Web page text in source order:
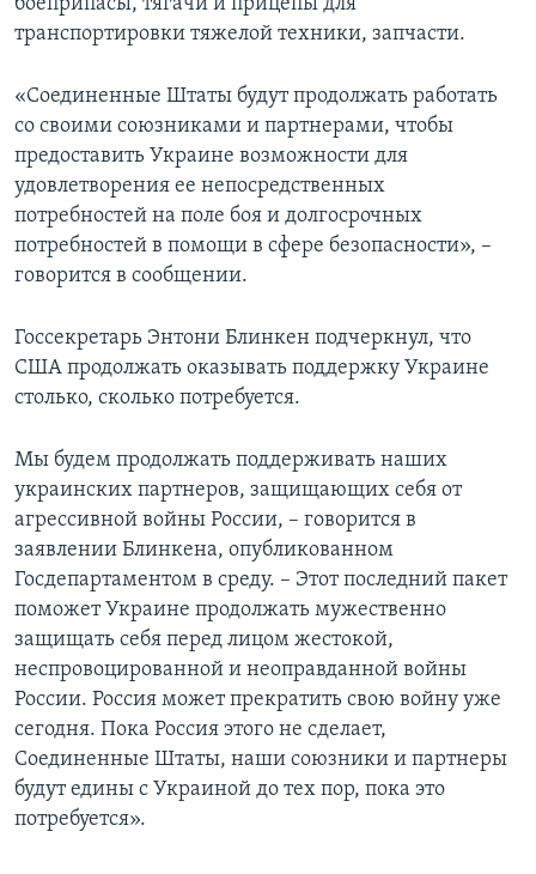
боеприпасы, тягачи и прицепы для
транспортировки тяжелой техники, запчасти.
«Соединенные Штаты будут продолжать работать
со своими союзниками и партнерами, чтобы
предоставить Украине возможности для
удовлетворения ее непосредственных
потребностей на поле боя и долгосрочных
потребностей в помощи в сфере безопасности», –
говорится в сообщении.
Госсекретарь Энтони Блинкен подчеркнул, что
США продолжать оказывать поддержку Украине
столько, сколько потребуется.
Мы будем продолжать поддерживать наших
украинских партнеров, защищающих себя от
агрессивной войны России, – говорится в
заявлении Блинкена, опубликованном
Госдепартаментом в среду. – Этот последний пакет
поможет Украине продолжать мужественно
защищать себя перед лицом жестокой,
неспровоцированной и неоправданной войны
России. Россия может прекратить свою войну уже
сегодня. Пока Россия этого не сделает,
Соединенные Штаты, наши союзники и партнеры
будут едины с Украиной до тех пор, пока это
потребуется».